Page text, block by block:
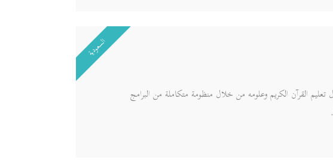
السعودية
القرآن الكريم وعلومه من خلال منظومة متكاملة من البرامج